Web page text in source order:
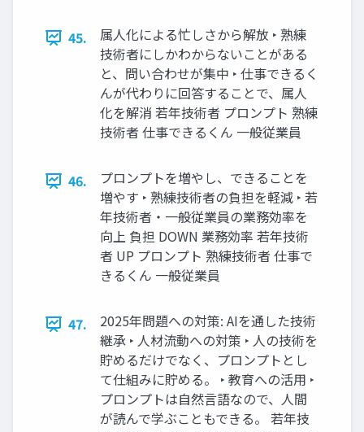
45.
属人化による忙しさから解放 ‣ 熟練
技術者にしかわからないことがある
と、問い合わせが集中 ‣ 仕事できるく
んが代わりに回答することで、属人
化を解消 若年技術者 プロンプト 熟練
技術者 仕事できるくん 一般従業員
46.
プロンプトを増やし、できることを
増やす ‣ 熟練技術者の負担を軽減 ‣ 若
年技術者・一般従業員の業務効率を
向上 負担 DOWN 業務効率 若年技術
者 UP プロンプト 熟練技術者 仕事で
きるくん 一般従業員
47.
2025年問題への対策: AIを通した技術
継承 ‣ 人材流動への対策 ‣ 人の技術を
貯めるだけでなく、プロンプトとし
て仕組みに貯める。 ‣ 教育への活用 ‣
プロンプトは自然言語なので、人間
が読んで学ぶこともできる。 若年技